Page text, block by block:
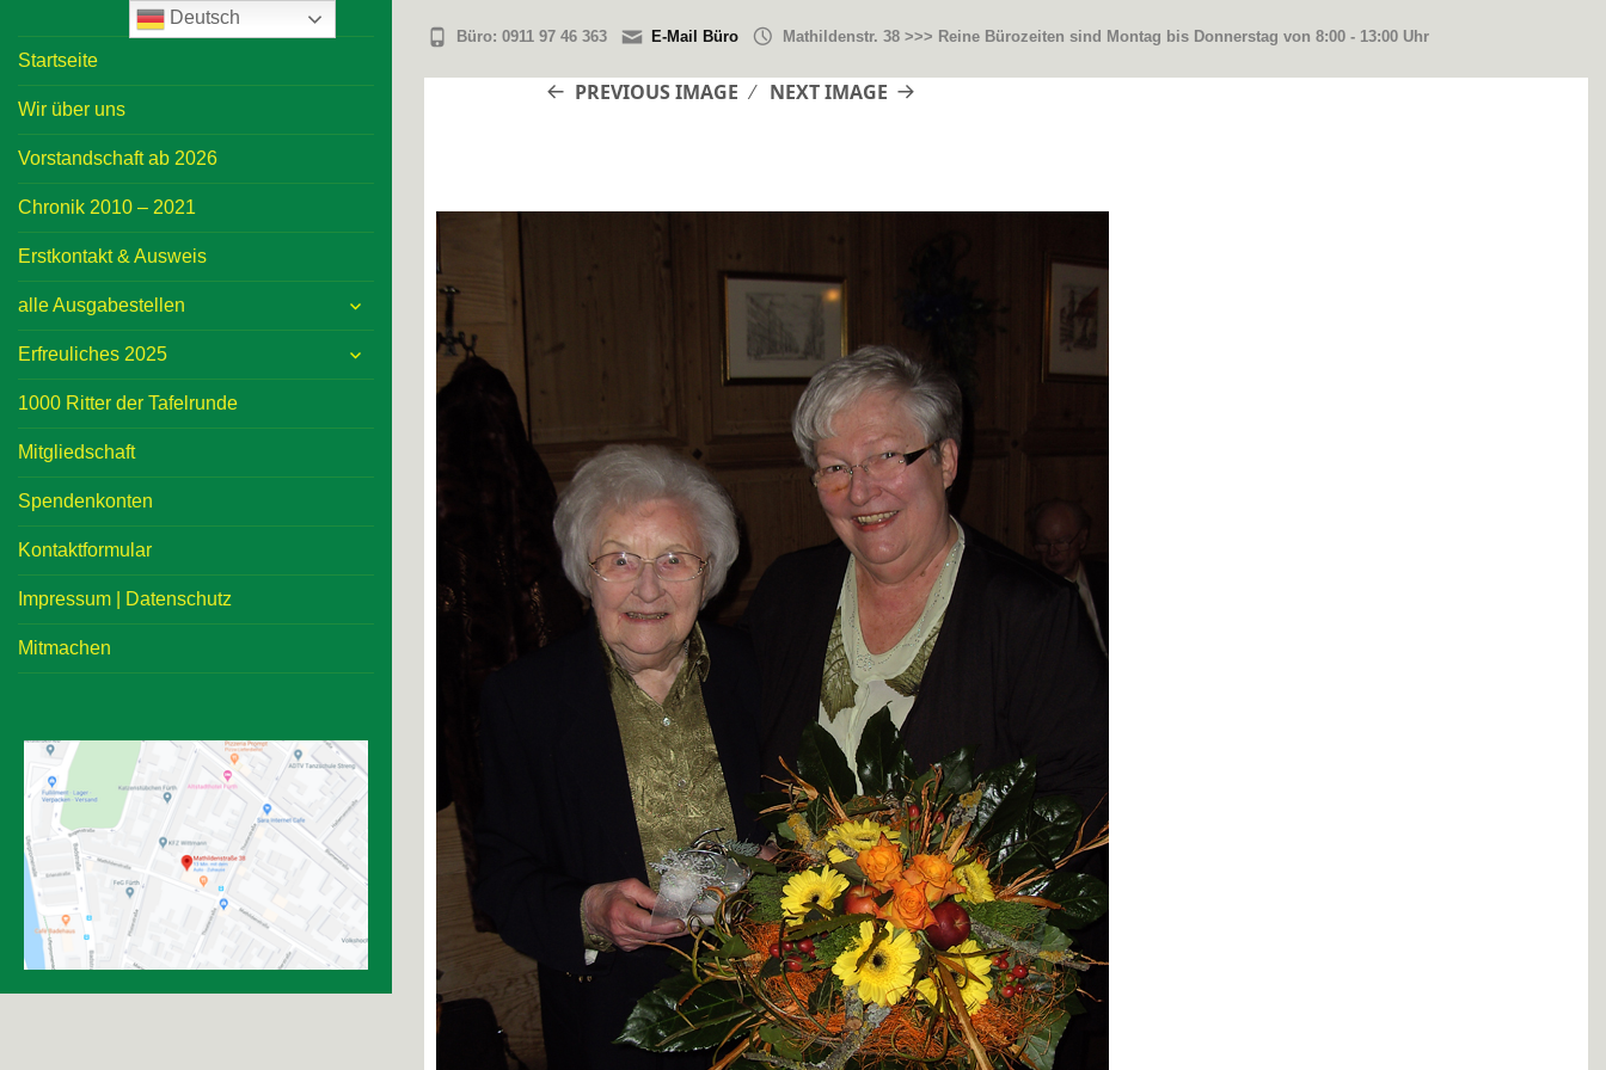
Startseite
Wir über uns
Vorstandschaft ab 2026
Chronik 2010 – 2021
Erstkontakt & Ausweis
alle Ausgabestellen
expand
child
menu
Erfreuliches 2025
expand
child
1000 Ritter der Tafelrunde
Mitgliedschaft
Spendenkonten
Kontaktformular
Impressum | Datenschutz
Mitmachen
Büro: 0911 97 46 363 E-Mail Büro Mathildenstr. 38 >>> Reine Bürozeiten sind Montag bis Donnerstag von 8:00 - 13:00 Uhr
PREVIOUS IMAGE NEXT IMAGE
Deutsch